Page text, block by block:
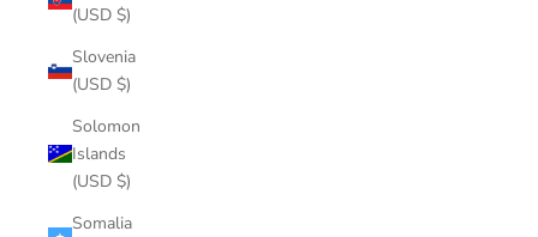
(USD $)
Slovenia
(USD $)
Solomon
Islands
(USD $)
Somalia